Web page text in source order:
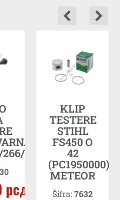
268/281
рсд
KLIP
TESTERE
STIHL
FS450 O
42
(PC1950000)
METEOR
Šifra:7632